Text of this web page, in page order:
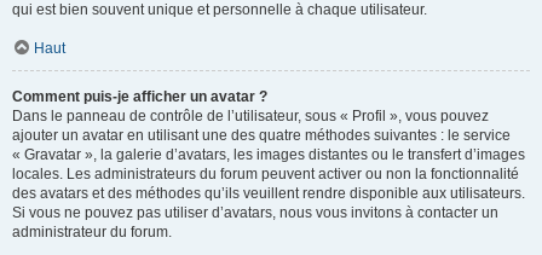
qui est bien souvent unique et personnelle à chaque utilisateur.
Haut
Comment puis-je afficher un avatar ?
Dans le panneau de contrôle de l’utilisateur, sous « Profil », vous pouvez
ajouter un avatar en utilisant une des quatre méthodes suivantes : le service
« Gravatar », la galerie d’avatars, les images distantes ou le transfert d’images
locales. Les administrateurs du forum peuvent activer ou non la fonctionnalité
des avatars et des méthodes qu’ils veuillent rendre disponible aux utilisateurs.
Si vous ne pouvez pas utiliser d’avatars, nous vous invitons à contacter un
administrateur du forum.